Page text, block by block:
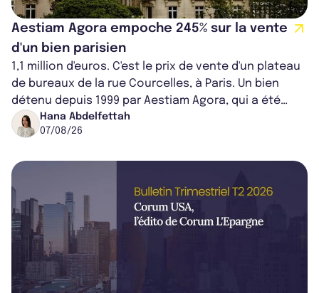
Aestiam Agora empoche 245% sur la vente
d'un bien parisien
1,1 million d'euros. C'est le prix de vente d'un plateau
de bureaux de la rue Courcelles, à Paris. Un bien
détenu depuis 1999 par Aestiam Agora, qui a été
cédé avec une plus-value...
Hana Abdelfettah
07/08/26